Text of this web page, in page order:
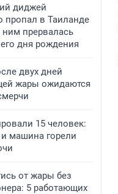
диджей
пропал в Таиланде
ним прервалась
дня рождения
двух дней
жары ожидаются
15 человек:
машина горели
от жары без
5 работающих